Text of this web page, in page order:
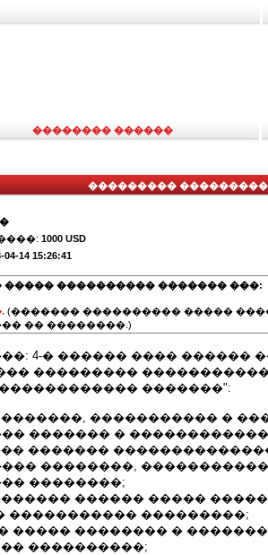
�������� ������
���������
1000 USD
04-14 15:26:41
����� ���������� ������� ���:
(������� ���������� �����
�� ��������.)
4-� ������ ���� ������
���������
�������":
����������� �
������� �
�������
��������,
��������;
������ �����
����������� ���������;
����� �������� �
����������;